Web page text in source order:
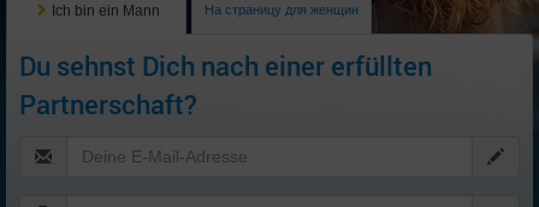
Ich bin ein Mann На страницу для женщин
Du sehnst Dich nach einer erfüllten
Partnerschaft?